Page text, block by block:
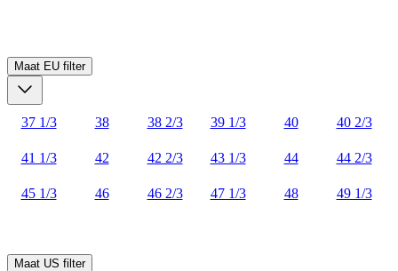
Maat EU filter
37 1/3 38 38 2/3 39 1/3 40 40 2/3
41 1/3 42 42 2/3 43 1/3 44 44 2/3
45 1/3 46 46 2/3 47 1/3 48 49 1/3
Maat US filter